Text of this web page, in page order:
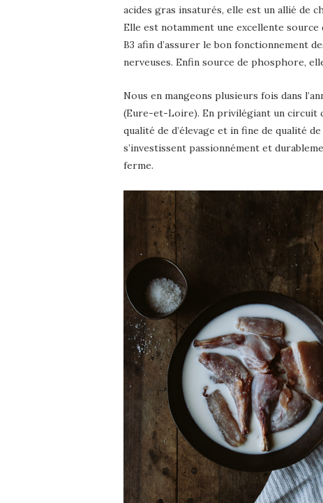
acides gras insaturés, elle est un allié de
Elle est notamment une excellente
B3 afin d’assurer le bon fonctionnement
nerveuses. Enfin source de phosphore,
Nous en mangeons plusieurs fois dans
(Eure-et-Loire). En privilégiant un circuit
qualité de d’élevage et in fine de qualité
s’investissent passionnément et
ferme.